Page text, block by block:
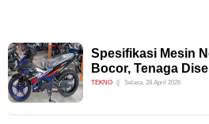
Spesifikasi Mesin
Bocor, Tenaga
TEKNO Selasa, 28 April 2026